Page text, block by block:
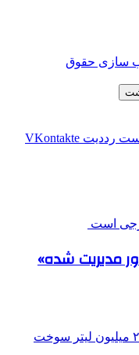
سازی حقوق
‫رددیت ‫VKontakte
مدیریت شده»